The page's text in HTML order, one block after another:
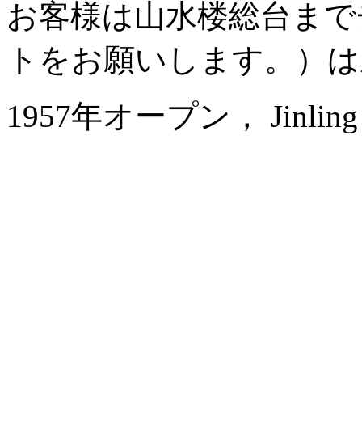
お客様は山水楼総台ま
トをお願いします。）
1957年オープン，